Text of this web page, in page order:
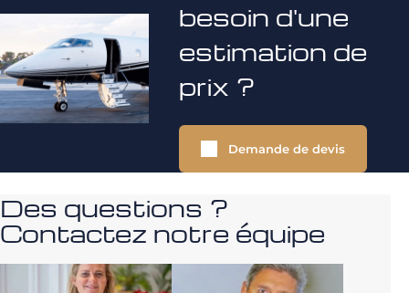
besoin d'une
estimation de
prix ?
Demande de devis
Des questions ?
Contactez notre équipe